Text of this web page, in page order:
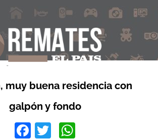
muy buena residencia con
galpón y fondo
Facebook
Twitter